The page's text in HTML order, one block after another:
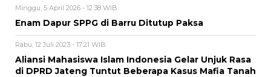
Minggu, 5 April 2026 - 12:38 WIB
Enam Dapur SPPG di Barru Ditutup Paksa
Rabu, 12 Juli 2023 - 17:21 WIB
Aliansi Mahasiswa Islam Indonesia Gelar Unjuk Rasa
di DPRD Jateng Tuntut Beberapa Kasus Mafia Tanah